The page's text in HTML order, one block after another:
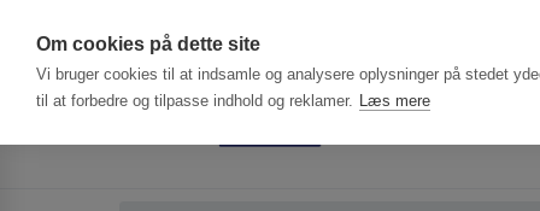
Om cookies på dette site
Vi bruger cookies til at indsamle og analysere oplysninger på stedet
til at forbedre og tilpasse indhold og reklamer. Læs mere